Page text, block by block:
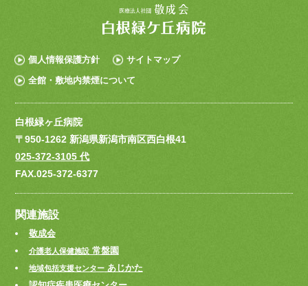
個人情報保護方針 サイトマップ
全館・敷地内禁煙について
白根緑ヶ丘病院
〒950-1262 新潟県新潟市南区西白根41
025-372-3105 代
FAX.025-372-6377
関連施設
敬成会
介護老人保健施設常盤園
地域包括支援センターあじかた